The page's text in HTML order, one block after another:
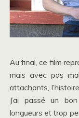
Au final, ce film
mais avec pas
attachants,
J’ai passé un
longueurs et trop